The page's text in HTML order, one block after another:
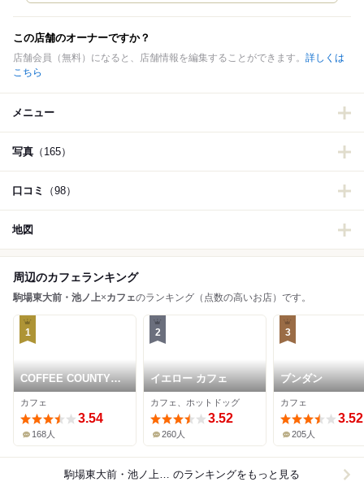
この店舗のオーナーですか？
店舗会員（無料）になると、店舗情報を編集することができます。 詳しくは
こちら
メニュー
写真 （165）
口コミ （98）
地図
周辺のカフェランキング
駒場東大前・池ノ上×カフェのランキング（点数の高いお店）です。
1
COFFEE COUNTY
TOKYO
カフェ
3.54
168人
2
イエロー カフェ
カフェ、ホットドッグ
3.52
260人
3
ブンダン
カフェ
3.52
205人
駒場東大前・池ノ上×カフェ のランキングをもっと見る